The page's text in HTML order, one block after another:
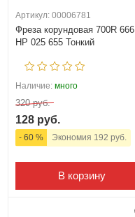
Артикул: 00006781
Фреза корундовая 700R 666
HP 025 655 Тонкий
Наличие: много
320 руб.
128 руб.
- 60 % Экономия 192 руб.
В корзину